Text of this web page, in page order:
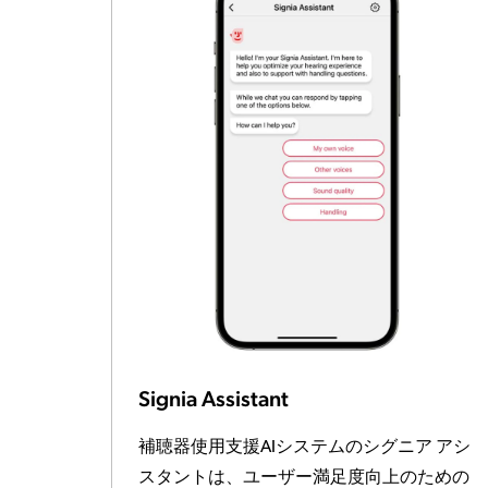
Signia Assistant
補聴器使用支援AIシステムのシグニア アシ
スタントは、ユーザー満足度向上のための